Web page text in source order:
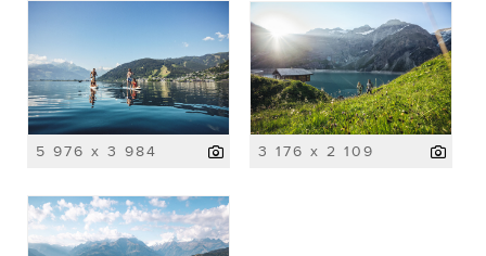
5 976 x 3 984 3 176 x 2 109